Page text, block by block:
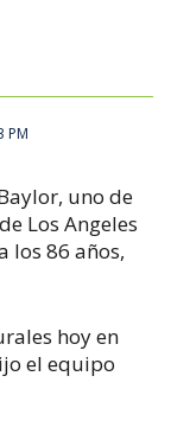
PM
uno de
Los Angeles
los 86 años,
hoy en
el equipo